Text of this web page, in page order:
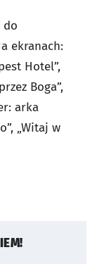
do
ekranach:
Hotel”,
Boga”,
arka
„Witaj w